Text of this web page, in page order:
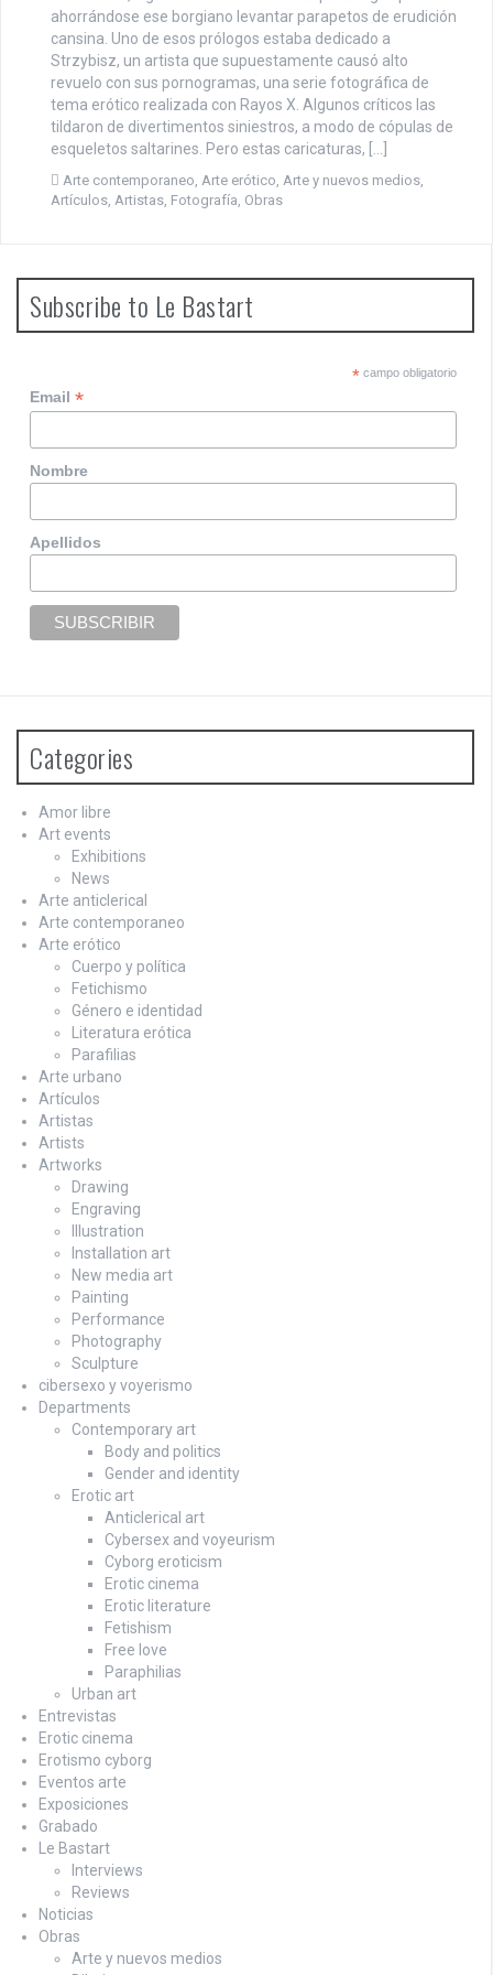
ahorrándose ese borgiano levantar parapetos de erudición
cansina. Uno de esos prólogos estaba dedicado a
Strzybisz, un artista que supuestamente causó alto
revuelo con sus pornogramas, una serie fotográfica de
tema erótico realizada con Rayos X. Algunos críticos las
tildaron de divertimentos siniestros, a modo de cópulas de
esqueletos saltarines. Pero estas caricaturas, […]
Arte contemporaneo Arte erótico Arte y nuevos medios
Artículos Artistas Fotografía Obras
Subscribe to Le Bastart
*campo obligatorio
Email*
Nombre
Apellidos
Categories
Amor libre
Art events
Exhibitions
News
Arte anticlerical
Arte contemporaneo
Arte erótico
Cuerpo y política
Fetichismo
Género e identidad
Literatura erótica
Parafilias
Arte urbano
Artículos
Artistas
Artists
Artworks
Drawing
Engraving
Illustration
Installation art
New media art
Painting
Performance
Photography
Sculpture
cibersexo y voyerismo
Departments
Contemporary art
Body and politics
Gender and identity
Erotic art
Anticlerical art
Cybersex and voyeurism
Cyborg eroticism
Erotic cinema
Erotic literature
Fetishism
Free love
Paraphilias
Urban art
Entrevistas
Erotic cinema
Erotismo cyborg
Eventos arte
Exposiciones
Grabado
Le Bastart
Interviews
Reviews
Noticias
Obras
Arte y nuevos medios